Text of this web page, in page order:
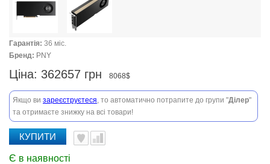
Гарантія: 36 міс.
Бренд: PNY
Ціна: 362657 грн 8068$
Якщо ви зареєструєтеся, то автоматично потрапите до групи "Ділер"
та отримаєте знижку на всі товари!
КУПИТИ
Є в наявності